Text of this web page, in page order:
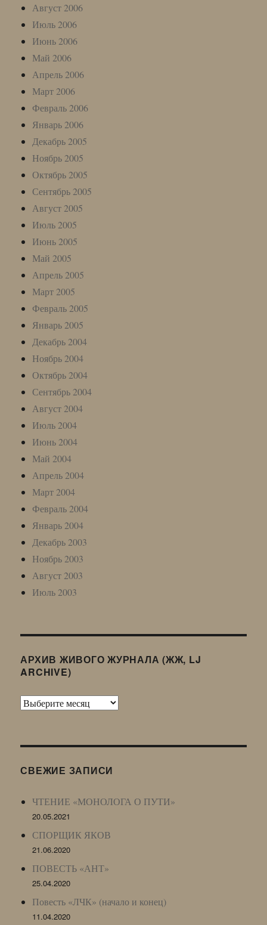
Август 2006
Июль 2006
Июнь 2006
Май 2006
Апрель 2006
Март 2006
Февраль 2006
Январь 2006
Декабрь 2005
Ноябрь 2005
Октябрь 2005
Сентябрь 2005
Август 2005
Июль 2005
Июнь 2005
Май 2005
Апрель 2005
Март 2005
Февраль 2005
Январь 2005
Декабрь 2004
Ноябрь 2004
Октябрь 2004
Сентябрь 2004
Август 2004
Июль 2004
Июнь 2004
Май 2004
Апрель 2004
Март 2004
Февраль 2004
Январь 2004
Декабрь 2003
Ноябрь 2003
Август 2003
Июль 2003
АРХИВ ЖИВОГО ЖУРНАЛА (ЖЖ, LJ
ARCHIVE)
Архив
LJ
СВЕЖИЕ ЗАПИСИ
ЧТЕНИЕ «МОНОЛОГА О ПУТИ»
20.05.2021
СПОРЩИК ЯКОВ
21.06.2020
ПОВЕСТЬ «АНТ»
25.04.2020
Повесть «ЛЧК» (начало и конец)
11.04.2020